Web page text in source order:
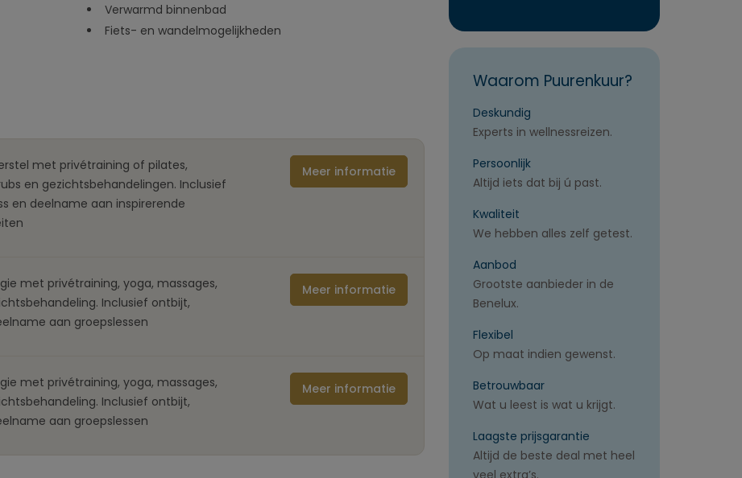
Verwarmd binnenbad
Fiets- en wandelmogelijkheden
met privétraining of pilates,
en gezichtsbehandelingen. Inclusief
en deelname aan inspirerende
Meer informatie
met privétraining, yoga, massages,
Inclusief ontbijt,
aan groepslessen
Meer informatie
met privétraining, yoga, massages,
Inclusief ontbijt,
aan groepslessen
Meer informatie
Waarom Puurenkuur?
Deskundig
Experts in wellnessreizen.
Persoonlijk
Altijd iets dat bij ú past.
Kwaliteit
We hebben alles zelf getest.
Aanbod
Grootste aanbieder in de
Benelux.
Flexibel
Op maat indien gewenst.
Betrouwbaar
Wat u leest is wat u krijgt.
Laagste prijsgarantie
Altijd de beste deal met heel
veel extra’s.